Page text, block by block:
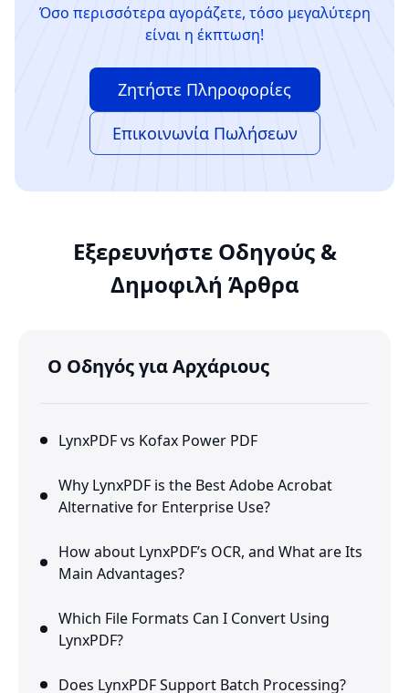
Όσο περισσότερα αγοράζετε, τόσο μεγαλύτερη
είναι η έκπτωση!
Ζητήστε Πληροφορίες
Επικοινωνία Πωλήσεων
Εξερευνήστε Οδηγούς &
Δημοφιλή Άρθρα
Ο Οδηγός για Αρχάριους
LynxPDF vs Kofax Power PDF
Why LynxPDF is the Best Adobe Acrobat
Alternative for Enterprise Use?
How about LynxPDF’s OCR, and What are Its
Main Advantages?
Which File Formats Can I Convert Using
LynxPDF?
Does LynxPDF Support Batch Processing?